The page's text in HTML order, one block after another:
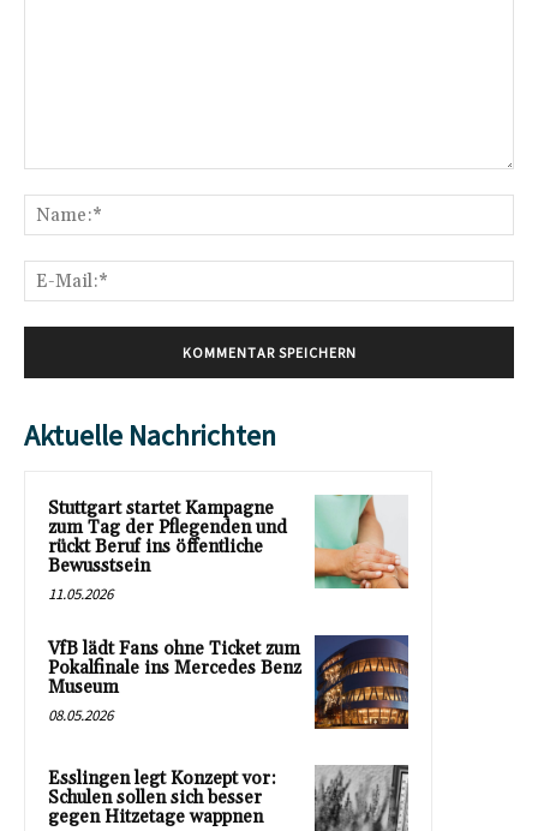
Aktuelle Nachrichten
Stuttgart startet Kampagne
zum Tag der Pflegenden und
rückt Beruf ins öffentliche
Bewusstsein
11.05.2026
VfB lädt Fans ohne Ticket zum
Pokalfinale ins Mercedes Benz
Museum
08.05.2026
Esslingen legt Konzept vor:
Schulen sollen sich besser
gegen Hitzetage wappnen